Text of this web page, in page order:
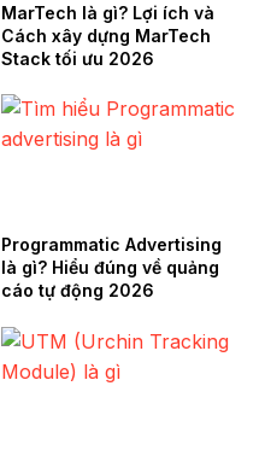
MarTech là gì? Lợi ích và
Cách xây dựng MarTech
Stack tối ưu 2026
Programmatic Advertising
là gì? Hiểu đúng về quảng
cáo tự động 2026